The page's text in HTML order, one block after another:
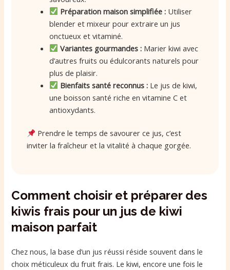
Préparation maison simplifiée :Utiliser
blender et mixeur pour extraire un jus
onctueux et vitaminé.
Variantes gourmandes :Marier kiwi avec
d’autres fruits ou édulcorants naturels pour
plus de plaisir.
Bienfaits santé reconnus :Le jus de kiwi,
une boisson santé riche en vitamine C et
antioxydants.
Prendre le temps de savourer ce jus, c’est
inviter la fraîcheur et la vitalité à chaque gorgée.
Comment choisir et préparer des
kiwis frais pour un jus de kiwi
maison parfait
Chez nous, la base d’un jus réussi réside souvent dans le
choix méticuleux du fruit frais. Le kiwi, encore une fois le